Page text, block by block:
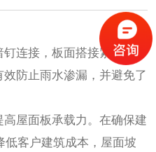
连接，板面搭接紧密。
防止雨水渗漏，并避免了
屋面板承载力。在确保建
客户建筑成本，屋面坡